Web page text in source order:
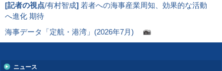
[記者の視点/有村智成] 若者への海事産業周知、効果的な活動
へ進化 期待
海事データ「定航・港湾」(2026年7月)
ニュース